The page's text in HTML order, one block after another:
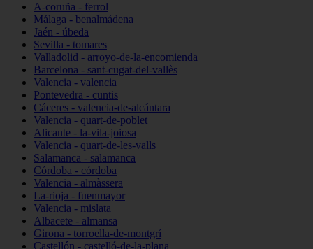
A-coruña - ferrol
Málaga - benalmádena
Jaén - úbeda
Sevilla - tomares
Valladolid - arroyo-de-la-encomienda
Barcelona - sant-cugat-del-vallès
Valencia - valencia
Pontevedra - cuntis
Cáceres - valencia-de-alcántara
Valencia - quart-de-poblet
Alicante - la-vila-joiosa
Valencia - quart-de-les-valls
Salamanca - salamanca
Córdoba - córdoba
Valencia - almàssera
La-rioja - fuenmayor
Valencia - mislata
Albacete - almansa
Girona - torroella-de-montgrí
Castellón - castelló-de-la-plana